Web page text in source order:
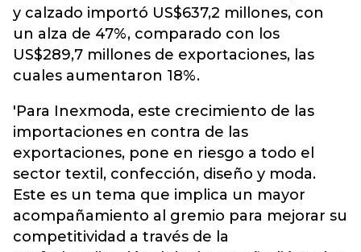
y calzado importó US$637,2 millones, con
un alza de 47%, comparado con los
US$289,7 millones de exportaciones, las
cuales aumentaron 18%.
'Para Inexmoda, este crecimiento de las
importaciones en contra de las
exportaciones, pone en riesgo a todo el
sector textil, confección, diseño y moda.
Este es un tema que implica un mayor
acompañamiento al gremio para mejorar su
competitividad a través de la